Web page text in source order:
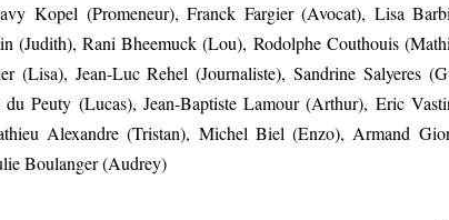
Kopel (Promeneur), Franck Fargier (Avocat), Lisa
(Judith), Rani Bheemuck (Lou), Rodolphe Couthouis
(Lisa), Jean-Luc Rehel (Journaliste), Sandrine Salyeres
Peuty (Lucas), Jean-Baptiste Lamour (Arthur), Eric
Alexandre (Tristan), Michel Biel (Enzo), Armand
Boulanger (Audrey)